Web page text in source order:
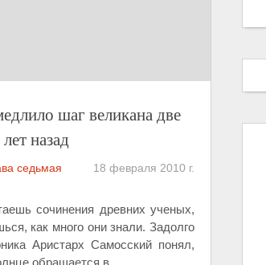
шаг великана две
назад
седьмая 18 февраля 2010 г.
сочинения древних ученых,
как много они знали. Задолго
Аристарх Самосский понял,
обращается в ...